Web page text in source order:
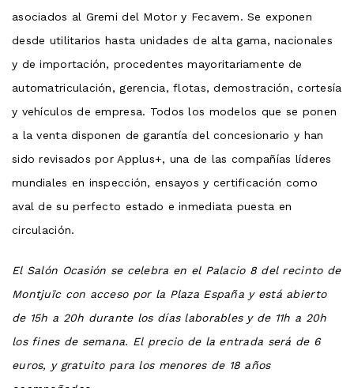
asociados al Gremi del Motor y Fecavem. Se exponen
desde utilitarios hasta unidades de alta gama, nacionales
y de importación, procedentes mayoritariamente de
automatriculación, gerencia, flotas, demostración, cortesía
y vehículos de empresa. Todos los modelos que se ponen
a la venta disponen de garantía del concesionario y han
sido revisados ​​por Applus+, una de las compañías líderes
mundiales en inspección, ensayos y certificación como
aval de su perfecto estado e inmediata puesta en
circulación.
El Salón Ocasión se celebra en el Palacio 8 del recinto de
Montjuïc con acceso por la Plaza España y está abierto
de 15h a 20h durante los días laborables y de 11h a 20h
los fines de semana. El precio de la entrada será de 6
euros, y gratuito para los menores de 18 años